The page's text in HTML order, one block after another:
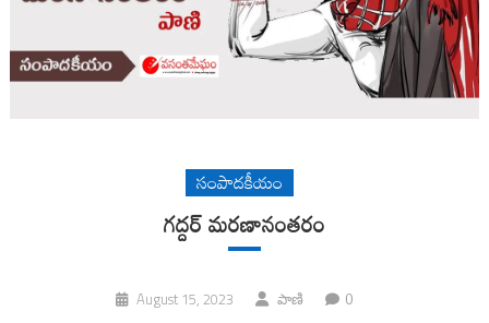
సంపాదకీయం
గద్దర్‌ మరణానంతరం
August 15, 2023 పాణి 0